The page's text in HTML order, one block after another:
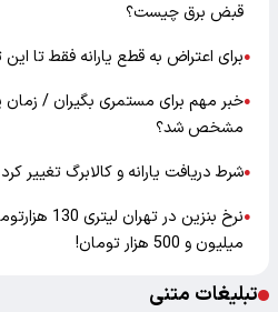
قبض برق چیست؟
●برای اعتراض به قطع یارانه فقط تا
●خبر مهم برای مستمری بگیران /
مشخص شد؟
●شرط دریافت یارانه و کالابرگ تغییر کرد
●
میلیون و 500 هزار تومان!
تبلیغات متنی